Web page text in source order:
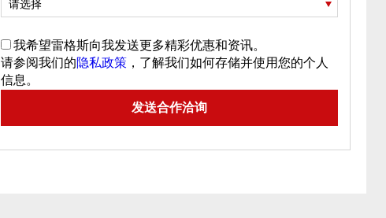
请选择
我希望雷格斯向我发送更多精彩优惠和资讯。
请参阅我们的隐私政策 ，了解我们如何存储并使用您的个人
信息。